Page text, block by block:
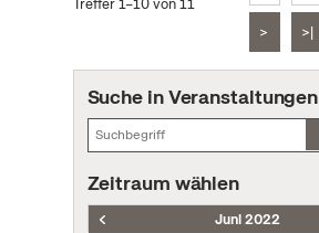
Treffer 1–10 von 11
> >|
Suche in Veranstaltungen
Zeitraum wählen
Juni 2022